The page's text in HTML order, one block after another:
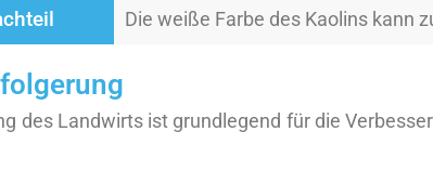
Die weiße Farbe des Kaolins kann
des Landwirts ist grundlegend für die